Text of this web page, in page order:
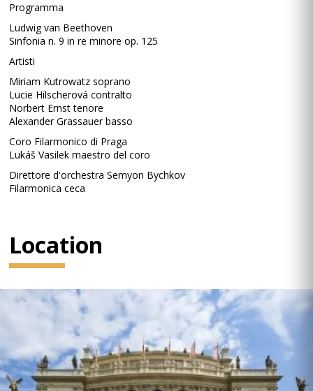
Programma
Ludwig van Beethoven
Sinfonia n. 9 in re minore op. 125
Artisti
Miriam Kutrowatz soprano
Lucie Hilscherová contralto
Norbert Ernst tenore
Alexander Grassauer basso
Coro Filarmonico di Praga
Lukáš Vasilek maestro del coro
Direttore d'orchestra Semyon Bychkov
Filarmonica ceca
Location